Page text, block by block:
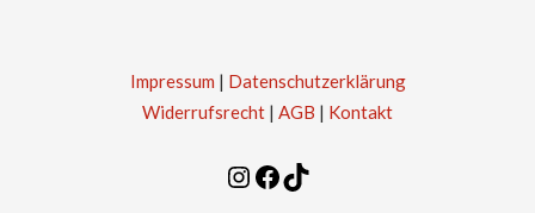
Impressum | Datenschutzerklärung
Widerrufsrecht | AGB | Kontakt
Instagram
Facebook